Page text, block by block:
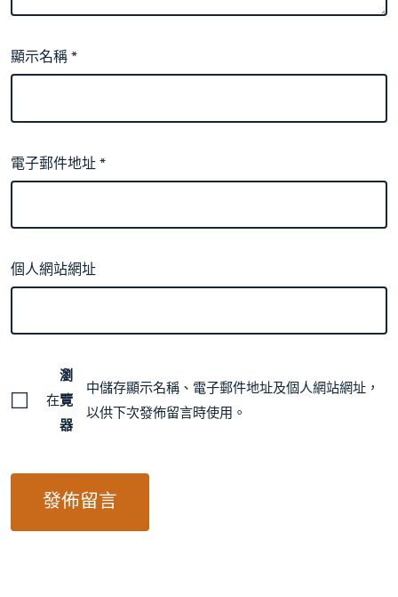
顯示名稱*
電子郵件地址*
個人網站網址
在
瀏
覽
器
中儲存顯示名稱、電子郵件地址及個人網站網址，
以供下次發佈留言時使用。